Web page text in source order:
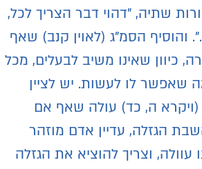
שתיה, "דהוי דבר הצריך לכל,
והוסיף הסמ"ג (לאוין קנב) שאף
כיוון שאינו משיב לבעלים, מכל
לו לעשות. יש לציין
(ויקרא ה, כד) עולה שאף אם
הגזלה, עדיין אדם מוזהר
וצריך להוציא את הגזלה